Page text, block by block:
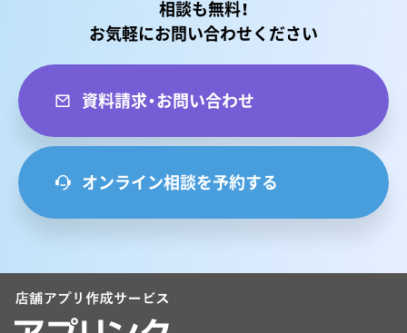
相談も無料！
お気軽にお問い合わせください
資料請求・お問い合わせ
オンライン相談を予約する